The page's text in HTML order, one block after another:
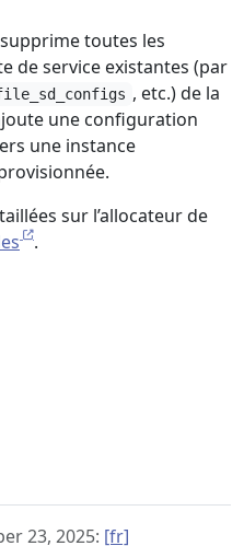
toutes les
de service existantes (par
, etc.) de la
une configuration
une instance
sur l’allocateur de
.
23, 2025: [fr]